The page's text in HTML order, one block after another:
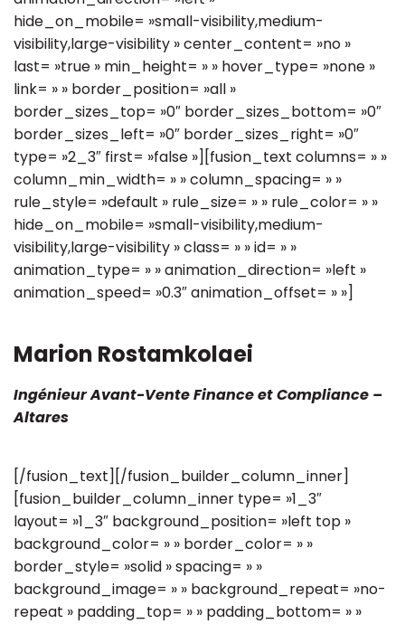
hide_on_mobile= »small-visibility,medium-
visibility,large-visibility » center_content= »no »
last= »true » min_height= » » hover_type= »none »
link= » » border_position= »all »
border_sizes_top= »0″ border_sizes_bottom= »0″
border_sizes_left= »0″ border_sizes_right= »0″
type= »2_3″ first= »false »][fusion_text columns= » »
column_min_width= » » column_spacing= » »
rule_style= »default » rule_size= » » rule_color= » »
hide_on_mobile= »small-visibility,medium-
visibility,large-visibility » class= » » id= » »
animation_type= » » animation_direction= »left »
animation_speed= »0.3″ animation_offset= » »]
Marion Rostamkolaei
Ingénieur Avant-Vente Finance et Compliance –
Altares
[/fusion_text][/fusion_builder_column_inner]
[fusion_builder_column_inner type= »1_3″
layout= »1_3″ background_position= »left top »
background_color= » » border_color= » »
border_style= »solid » spacing= » »
background_image= » » background_repeat= »no-
repeat » padding_top= » » padding_bottom= » »